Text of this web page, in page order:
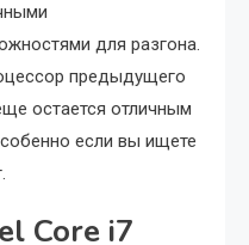
для разгона.
предыдущего
остается отличным
если вы ищете
Core i7